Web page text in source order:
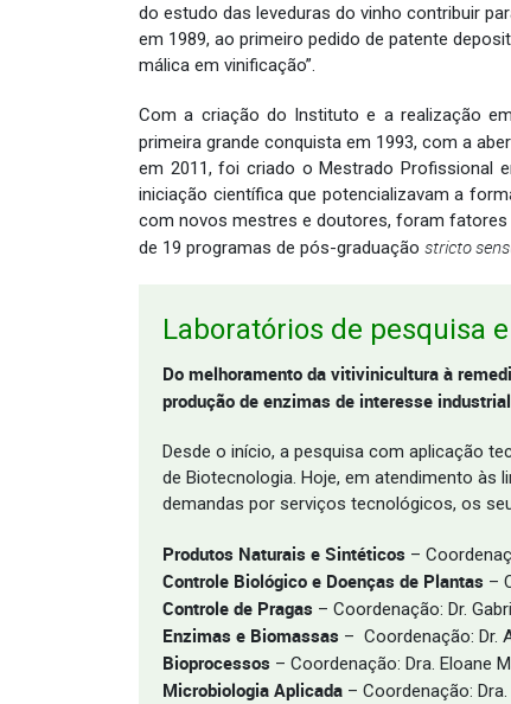
do estudo das leveduras do vinho contribuir
em 1989, ao primeiro pedido de patente
málica em vinificação”.
Com a criação do Instituto e a realização
primeira grande conquista em 1993, com a
em 2011, foi criado o Mestrado Profissional
iniciação científica que potencializavam a
com novos mestres e doutores, foram fatores
de 19 programas de pós-graduação stricto
Laboratórios de pesquisa
Do melhoramento da vitivinicultura à
produção de enzimas de interesse
Desde o início, a pesquisa com aplicação
de Biotecnologia. Hoje, em atendimento às
demandas por serviços tecnológicos, os
Produtos Naturais e Sintéticos –
Controle Biológico e Doenças de Plantas –
Controle de Pragas – Coordenação: Dr.
Enzimas e Biomassas – Coordenação: Dr.
Bioprocessos – Coordenação: Dra. Eloane
Microbiologia Aplicada – Coordenação: